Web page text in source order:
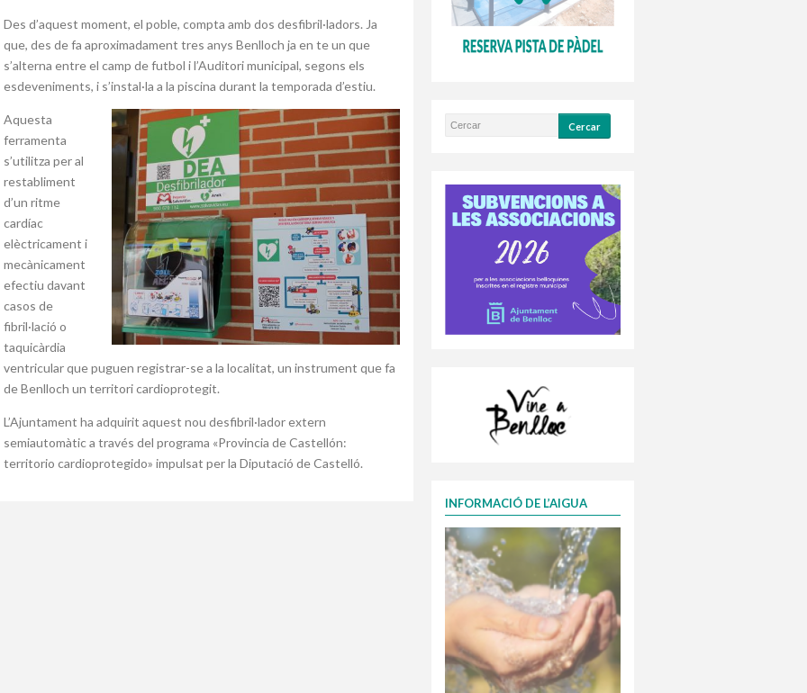
Des d’aquest moment, el poble, compta amb dos desfibril·ladors. Ja
que, des de fa aproximadament tres anys Benlloch ja en te un que
s’alterna entre el camp de futbol i l’Auditori municipal, segons els
esdeveniments, i s’instal·la a la piscina durant la temporada d’estiu.
Aquesta
ferramenta
s’utilitza per al
restabliment
d’un ritme
cardíac
elèctricament i
mecànicament
efectiu davant
casos de
fibril·lació o
taquicàrdia
ventricular que puguen registrar-se a la localitat, un instrument que fa
deBenlloch un territori cardioprotegit.
L’Ajuntament ha adquirit aquest nou desfibril·lador extern
semiautomàtic a través del programa «Provincia deCastellón:
territorio cardioprotegido» impulsat per la Diputació de Castelló.
INFORMACIÓ DE L’AIGUA